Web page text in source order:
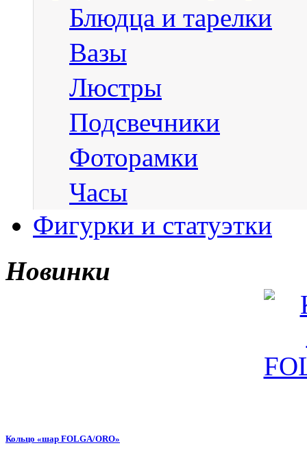
Блюдца и тарелки
Вазы
Люстры
Подсвечники
Фоторамки
Часы
Фигурки и статуэтки
Новинки
Кольцо «шар FOLGA/ORO»